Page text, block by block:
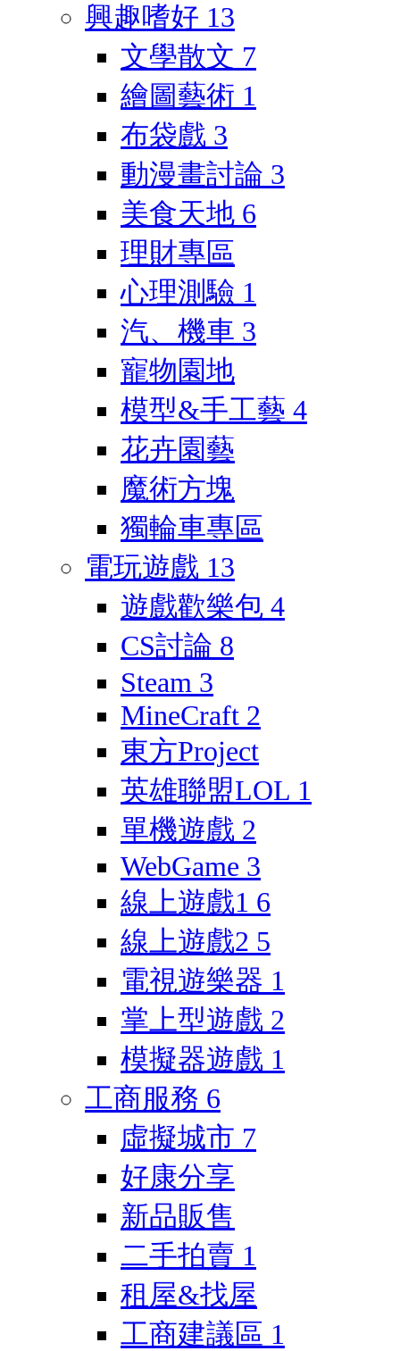
興趣嗜好 13
文學散文 7
繪圖藝術 1
布袋戲 3
動漫畫討論 3
美食天地 6
理財專區
心理測驗 1
汽、機車 3
寵物園地
模型&手工藝 4
花卉園藝
魔術方塊
獨輪車專區
電玩遊戲 13
遊戲歡樂包 4
CS討論 8
Steam 3
MineCraft 2
東方Project
英雄聯盟LOL 1
單機遊戲 2
WebGame 3
線上遊戲1 6
線上遊戲2 5
電視遊樂器 1
掌上型遊戲 2
模擬器遊戲 1
工商服務 6
虛擬城市 7
好康分享
新品販售
二手拍賣 1
租屋&找屋
工商建議區 1